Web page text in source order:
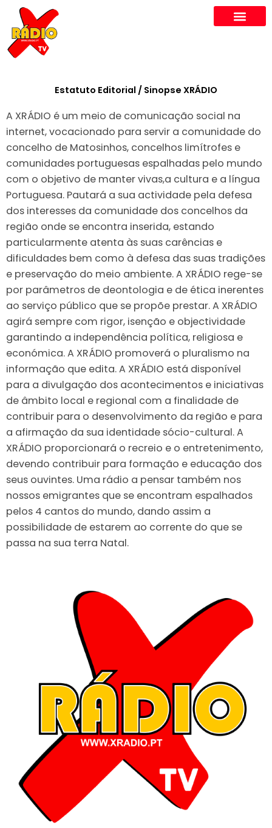
content
Estatuto Editorial / Sinopse XRÁDIO
A XRÁDIO é um meio de comunicação social na
internet, vocacionado para servir a comunidade do
concelho de Matosinhos, concelhos limítrofes e
comunidades portuguesas espalhadas pelo mundo
com o objetivo de manter vivas,a cultura e a língua
Portuguesa. Pautará a sua actividade pela defesa
dos interesses da comunidade dos concelhos da
região onde se encontra inserida, estando
particularmente atenta às suas carências e
dificuldades bem como à defesa das suas tradições
e preservação do meio ambiente. A XRÁDIO rege-se
por parâmetros de deontologia e de ética inerentes
ao serviço público que se propõe prestar. A XRÁDIO
agirá sempre com rigor, isenção e objectividade
garantindo a independência política, religiosa e
económica. A XRÁDIO promoverá o pluralismo na
informação que edita. A XRÁDIO está disponível
para a divulgação dos acontecimentos e iniciativas
de âmbito local e regional com a finalidade de
contribuir para o desenvolvimento da região e para
a afirmação da sua identidade sócio-cultural. A
XRÁDIO proporcionará o recreio e o entretenimento,
devendo contribuir para formação e educação dos
seus ouvintes. Uma rádio a pensar também nos
nossos emigrantes que se encontram espalhados
pelos 4 cantos do mundo, dando assim a
possibilidade de estarem ao corrente do que se
passa na sua terra Natal.